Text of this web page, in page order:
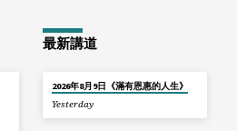
最新講道
2026年8月9日《滿有恩惠的人生》
Yesterday